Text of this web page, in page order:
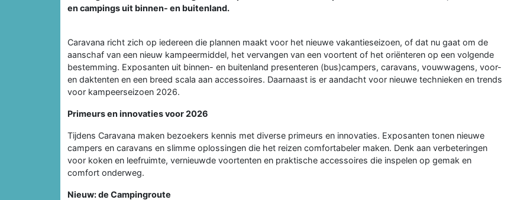
en campings uit binnen- en buitenland.
Caravana richt zich op iedereen die plannen maakt voor het nieuwe vakantieseizoen, of dat nu gaat om de
aanschaf van een nieuw kampeermiddel, het vervangen van een voortent of het oriënteren op een volgende
bestemming. Exposanten uit binnen- en buitenland presenteren (bus)campers, caravans, vouwwagens, voor-
en daktenten en een breed scala aan accessoires. Daarnaast is er aandacht voor nieuwe technieken en trends
voor kampeerseizoen 2026.
Primeurs en innovaties voor 2026
Tijdens Caravana maken bezoekers kennis met diverse primeurs en innovaties. Exposanten tonen nieuwe
campers en caravans en slimme oplossingen die het reizen comfortabeler maken. Denk aan verbeteringen
voor koken en leefruimte, vernieuwde voortenten en praktische accessoires die inspelen op gemak en
comfort onderweg.
Nieuw: de Campingroute